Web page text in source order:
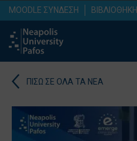
MOODLE ΣΥΝΔΕΣΗ ΒΙΒΛΙΟΘΗΚΗ
ΠΙΣΩ ΣΕ ΟΛΑ ΤΑ ΝΕΑ